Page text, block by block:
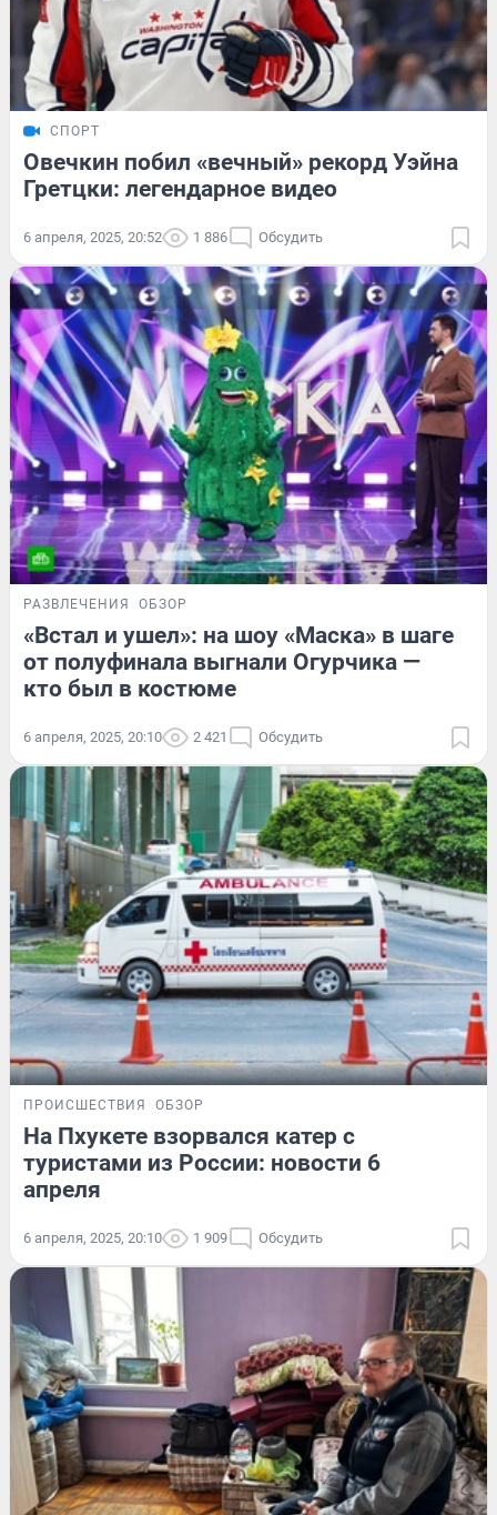
СПОРТ
Овечкин побил «вечный» рекорд Уэйна
Гретцки: легендарное видео
6 апреля, 2025, 20:52 1 886 Обсудить
РАЗВЛЕЧЕНИЯ ОБЗОР
«Встал и ушел»: на шоу «Маска» в шаге
от полуфинала выгнали Огурчика —
кто был в костюме
6 апреля, 2025, 20:10 2 421 Обсудить
ПРОИСШЕСТВИЯ ОБЗОР
На Пхукете взорвался катер с
туристами из России: новости 6
апреля
6 апреля, 2025, 20:10 1 909 Обсудить